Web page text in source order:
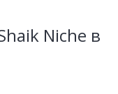
Niche в